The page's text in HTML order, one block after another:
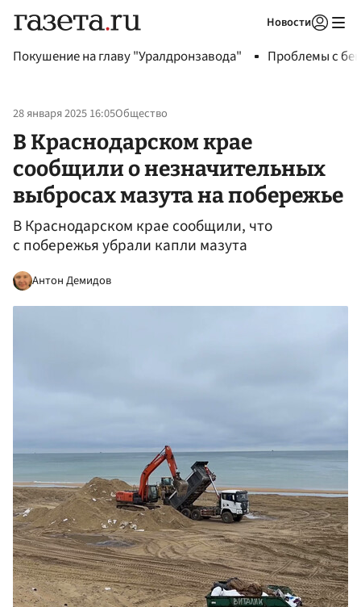
Новости
Покушение на главу "Уралдронзавода" Проблемы с
28 января 2025 16:05Общество
В Краснодарском крае
сообщили о незначительных
выбросах мазута на побережье
В Краснодарском крае сообщили, что
с побережья убрали капли мазута
Антон Демидов